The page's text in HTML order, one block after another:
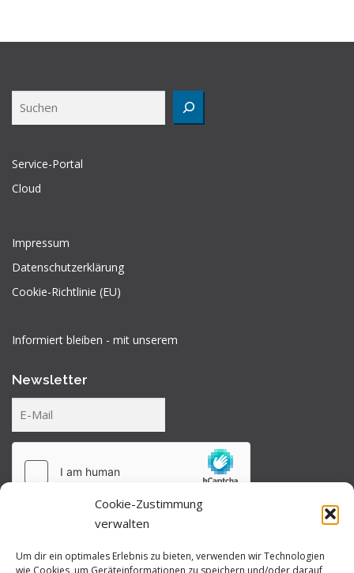
Cookie-Zustimmung
verwalten
Um dir ein optimales Erlebnis zu bieten, verwenden wir Technologien
wie Cookies, um Geräteinformationen zu speichern und/oder darauf
Service-Portal
Cloud
Impressum
Datenschutzerklärung
Cookie-Richtlinie (EU)
Informiert bleiben - mit unserem
Newsletter